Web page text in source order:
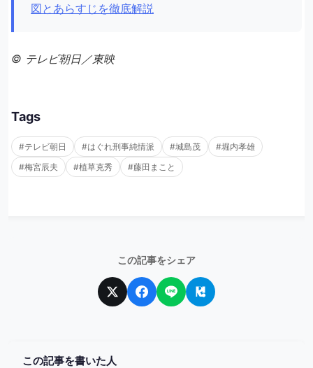
図とあらすじを徹底解説
© テレビ朝日／東映
Tags
#テレビ朝日 #はぐれ刑事純情派 #城島茂
#堀内孝雄
#梅宮辰夫
#植草克秀 #藤田まこと
この記事をシェア
この記事を書いた人